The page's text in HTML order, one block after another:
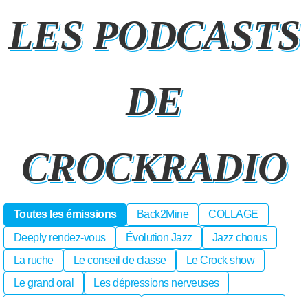
LES PODCASTS
DE
CROCKRADIO
Toutes les émissions Back2Mine
COLLAGE
Deeply rendez-vous
Évolution Jazz
Jazz chorus
La ruche
Le conseil de classe
Le Crock show
Le grand oral
Les dépressions nerveuses